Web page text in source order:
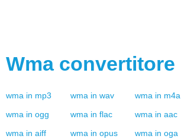
Wma convertitore
wma in mp3 wma in wav wma in m4a
wma in ogg wma in flac wma in aac
wma in aiff wma in opus wma in oga